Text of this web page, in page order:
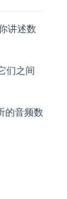
讲述数
们之间
的音频数